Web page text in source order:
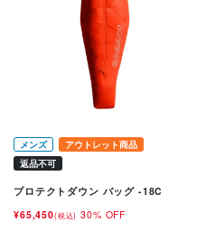
メンズ
アウトレット商品
返品不可
プロテクトダウン バッグ -18C
¥65,450(税込) 30% OFF